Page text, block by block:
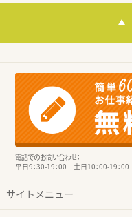
電話でのお問い合わせ：
平日9：30-19：00 土日10：00-19：00
サイトメニュー